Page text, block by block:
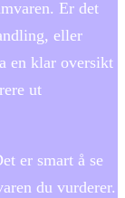
Er det
eller
en klar oversikt
ut
er smart å se
du vurderer.